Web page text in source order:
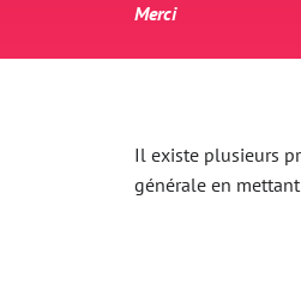
Merci
Il existe plusieurs
générale en